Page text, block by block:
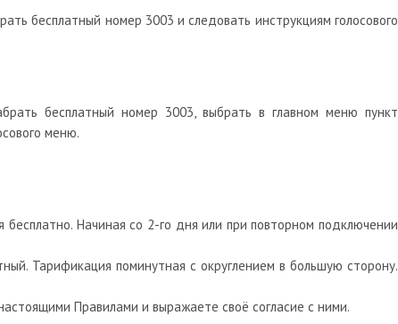
бесплатный номер 3003 и следовать инструкциям голосового
бесплатный номер 3003, выбрать в главном меню пункт
меню.
Начиная со 2-го дня или при повторном подключении
Тарификация поминутная с округлением в большую сторону.
Правилами и выражаете своё согласие с ними.